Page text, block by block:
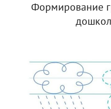
Формирование